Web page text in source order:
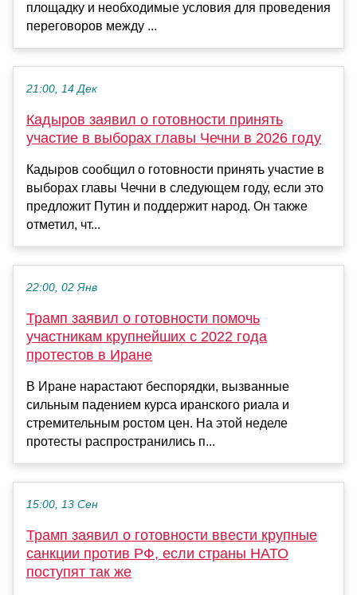
площадку и необходимые условия для проведения
переговоров между ...
21:00, 14 Дек
Кадыров заявил о готовности принять
участие в выборах главы Чечни в 2026 году
Кадыров сообщил о готовности принять участие в
выборах главы Чечни в следующем году, если это
предложит Путин и поддержит народ. Он также
отметил, чт...
22:00, 02 Янв
Трамп заявил о готовности помочь
участникам крупнейших с 2022 года
протестов в Иране
В Иране нарастают беспорядки, вызванные
сильным падением курса иранского риала и
стремительным ростом цен. На этой неделе
протесты распространились п...
15:00, 13 Сен
Трамп заявил о готовности ввести крупные
санкции против РФ, если страны НАТО
поступят так же